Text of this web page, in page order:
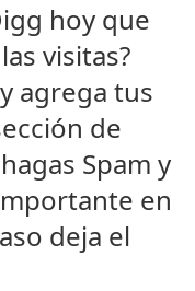
hoy que
visitas?
agrega tus
de
Spam y
en
deja el